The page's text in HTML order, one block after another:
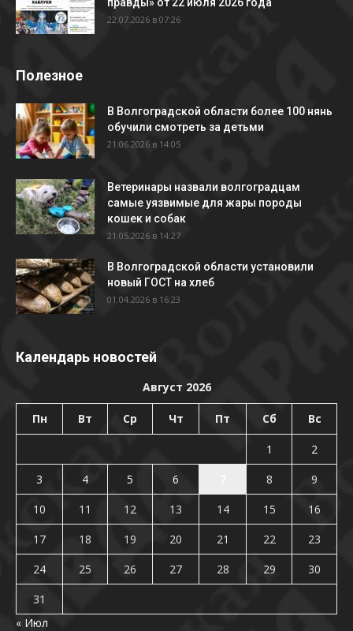
22.07.2026 в 07:26
Полезное
В Волгоградской области более 100 нянь
обучили смотреть за детьми
21.06.2026 в 14:05
Ветеринары назвали волгоградцам
самые уязвимые для жары породы
кошек и собак
21.05.2026 в 14:27
В Волгоградской области установили
новый ГОСТ на хлеб
01.04.2026 в 16:23
Календарь новостей
Август 2026
Пн Вт Ср Чт Пт Сб Вс
1
2
3
4 5 6 8
9
10
11 12 13 14 15
16
17
18 19 20 21 22
23
24
25 26 27 28 29
30
31
« Июл